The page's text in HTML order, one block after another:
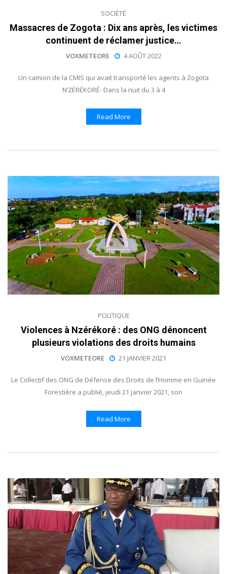
SOCIÉTÉ
Massacres de Zogota : Dix ans après, les victimes
continuent de réclamer justice…
VOXMETEORE 4 AOÛT 2022
Un camion de la CMIS qui avait transporté les agents à Zogota
N’ZÉRÉKORÉ- Dans la nuit du 3 à 4
Read More
POLITIQUE
Violences à Nzérékoré : des ONG dénoncent
plusieurs violations des droits humains
VOXMETEORE 21 JANVIER 2021
Le Collectif des ONG de Défense des Droits de l’Homme en Guinée
Forestière a publié, jeudi 21 janvier 2021, son
Read More